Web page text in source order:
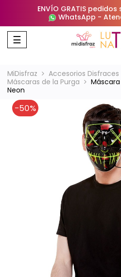
ENVÍO GRATIS
WhatsApp -
Navegación
de
☰
MiDisfraz Accesorios Disfraces
Máscaras de la Purga
Neon
-50%